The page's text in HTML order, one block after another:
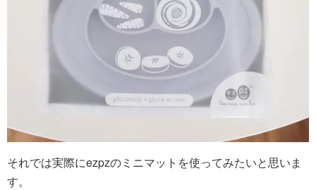
それでは実際にezpzのミニマットを使ってみたいと思いま
す。